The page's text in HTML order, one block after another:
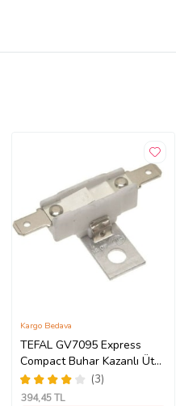
TEFAL GV7095 Express
Compact Buhar Kazanlı Ütü
308 Derece Limit Termik
Termostat Uyumlu
(3)
Kargo Bedava
394,45 TL